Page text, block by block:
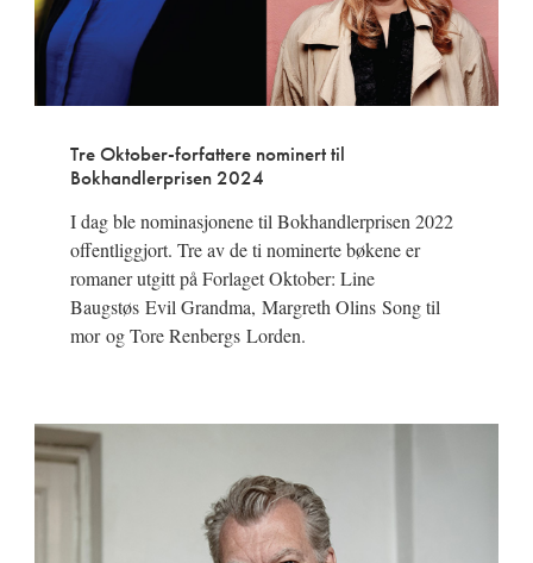
Tre Oktober-forfattere nominert til
Bokhandlerprisen 2024
I dag ble nominasjonene til Bokhandlerprisen 2022
offentliggjort. Tre av de ti nominerte bøkene er
romaner utgitt på Forlaget Oktober: Line
Baugstøs Evil Grandma, Margreth Olins Song til
mor og Tore Renbergs Lorden.